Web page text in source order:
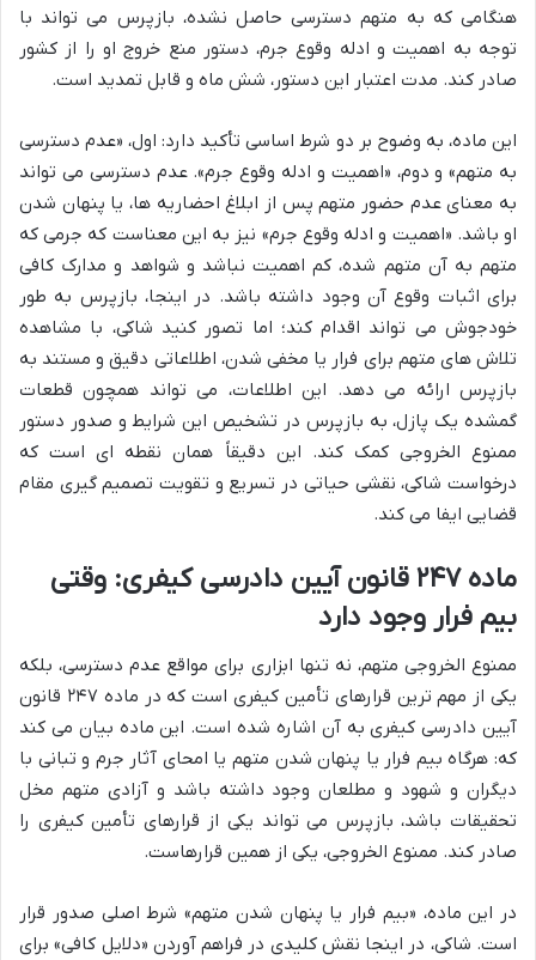
هنگامی که به متهم دسترسی حاصل نشده، بازپرس می تواند با
توجه به اهمیت و ادله وقوع جرم، دستور منع خروج او را از کشور
صادر کند. مدت اعتبار این دستور، شش ماه و قابل تمدید است.
این ماده، به وضوح بر دو شرط اساسی تأکید دارد: اول، «عدم دسترسی
به متهم» و دوم، «اهمیت و ادله وقوع جرم». عدم دسترسی می تواند
به معنای عدم حضور متهم پس از ابلاغ احضاریه ها، یا پنهان شدن
او باشد. «اهمیت و ادله وقوع جرم» نیز به این معناست که جرمی که
متهم به آن متهم شده، کم اهمیت نباشد و شواهد و مدارک کافی
برای اثبات وقوع آن وجود داشته باشد. در اینجا، بازپرس به طور
خودجوش می تواند اقدام کند؛ اما تصور کنید شاکی، با مشاهده
تلاش های متهم برای فرار یا مخفی شدن، اطلاعاتی دقیق و مستند به
بازپرس ارائه می دهد. این اطلاعات، می تواند همچون قطعات
گمشده یک پازل، به بازپرس در تشخیص این شرایط و صدور دستور
ممنوع الخروجی کمک کند. این دقیقاً همان نقطه ای است که
درخواست شاکی، نقشی حیاتی در تسریع و تقویت تصمیم گیری مقام
قضایی ایفا می کند.
ماده ۲۴۷ قانون آیین دادرسی کیفری: وقتی
بیم فرار وجود دارد
ممنوع الخروجی متهم، نه تنها ابزاری برای مواقع عدم دسترسی، بلکه
یکی از مهم ترین قرارهای تأمین کیفری است که در ماده ۲۴۷ قانون
آیین دادرسی کیفری به آن اشاره شده است. این ماده بیان می کند
که: هرگاه بیم فرار یا پنهان شدن متهم یا امحای آثار جرم و تبانی با
دیگران و شهود و مطلعان وجود داشته باشد و آزادی متهم مخل
تحقیقات باشد، بازپرس می تواند یکی از قرارهای تأمین کیفری را
صادر کند. ممنوع الخروجی، یکی از همین قرارهاست.
در این ماده، «بیم فرار یا پنهان شدن متهم» شرط اصلی صدور قرار
است. شاکی، در اینجا نقش کلیدی در فراهم آوردن «دلایل کافی» برای